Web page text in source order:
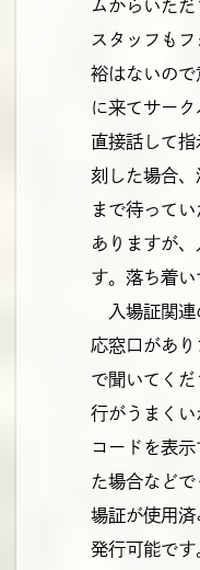
ムからいた
スタッフも
裕はないの
に来てサー
直接話して
刻した場合、
まで待って
ありますが
す。落ち着い
入場証関
応窓口があ
で聞いてく
行がうまく
コードを表
た場合など
場証が使用
発行可能で